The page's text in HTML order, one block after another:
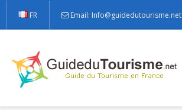
FR Email: Info@guidedutourisme.net